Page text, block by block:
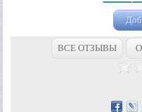
ВСЕ ОТЗЫВЫ